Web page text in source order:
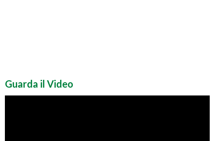
Guarda il Video